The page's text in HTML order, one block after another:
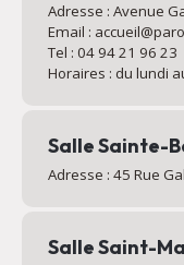
Adresse : Avenue
Email :
Tel : 04 94 21 96 23
Horaires : du lundi
Salle Sainte-
Adresse : 45 Rue
Salle Saint-